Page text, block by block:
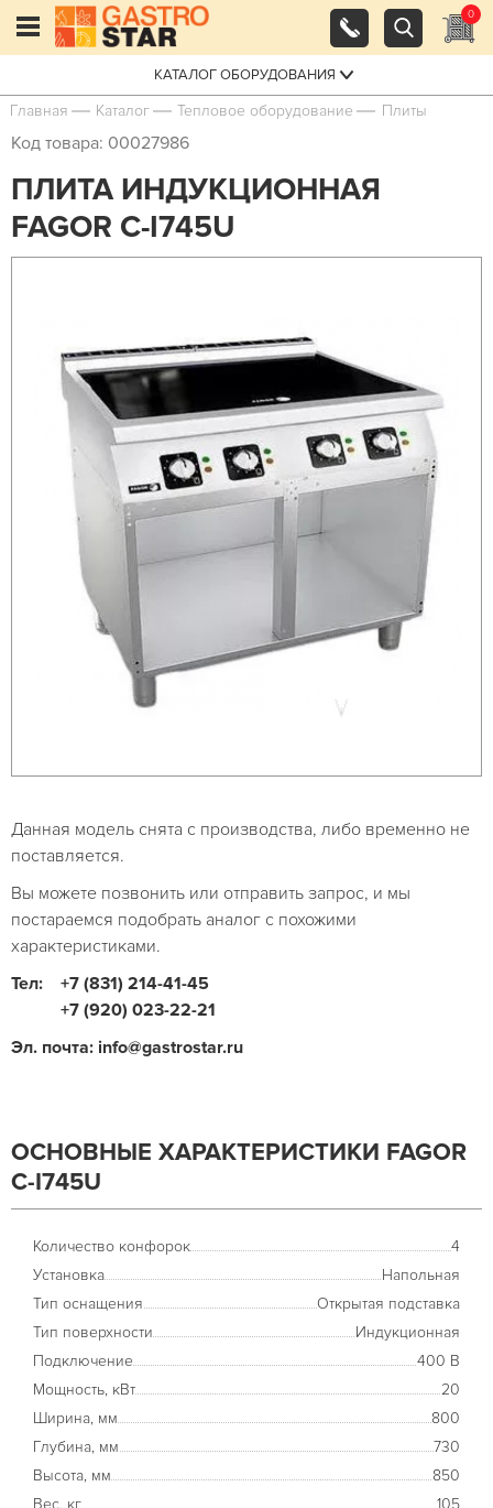
0
КАТАЛОГ ОБОРУДОВАНИЯ
Главная Каталог Тепловое оборудование Плиты
Код товара: 00027986
ПЛИТА ИНДУКЦИОННАЯ
FAGOR C-I745U
Данная модель снята с производства, либо временно не
поставляется.
Вы можете позвонить или отправить запрос, и мы
постараемся подобрать аналог с похожими
характеристиками.
Тел:
+7 (831) 214-41-45
+7 (920) 023-22-21
Эл. почта: info@gastrostar.ru
ОСНОВНЫЕ ХАРАКТЕРИСТИКИ FAGOR
C-I745U
Количество конфорок
4
Установка
Напольная
Тип оснащения
Открытая подставка
Тип поверхности
Индукционная
Подключение
400 В
Мощность, кВт
20
Ширина, мм
800
Глубина, мм
730
Высота, мм
850
Вес, кг
105